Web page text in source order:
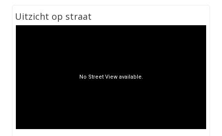
Uitzicht op straat